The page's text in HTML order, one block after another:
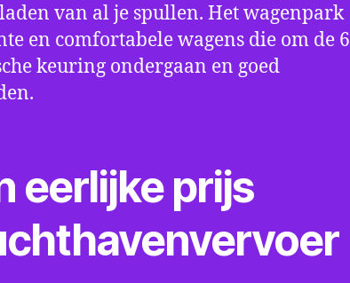
van al je spullen. Het wagenpark
en comfortabele wagens die om de 6
keuring ondergaan en goed
eerlijke prijs